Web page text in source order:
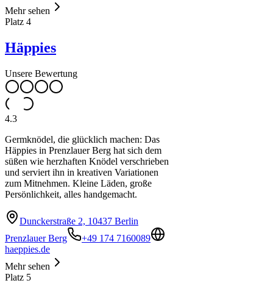
Mehr sehen
Platz 4
Häppies
Unsere Bewertung
4.3
Germknödel, die glücklich machen: Das
Häppies in Prenzlauer Berg hat sich dem
süßen wie herzhaften Knödel verschrieben
und serviert ihn in kreativen Variationen
zum Mitnehmen. Kleine Läden, große
Persönlichkeit, alles handgemacht.
Dunckerstraße 2, 10437 Berlin
Prenzlauer Berg
+49 174 7160089
haeppies.de
Mehr sehen
Platz 5